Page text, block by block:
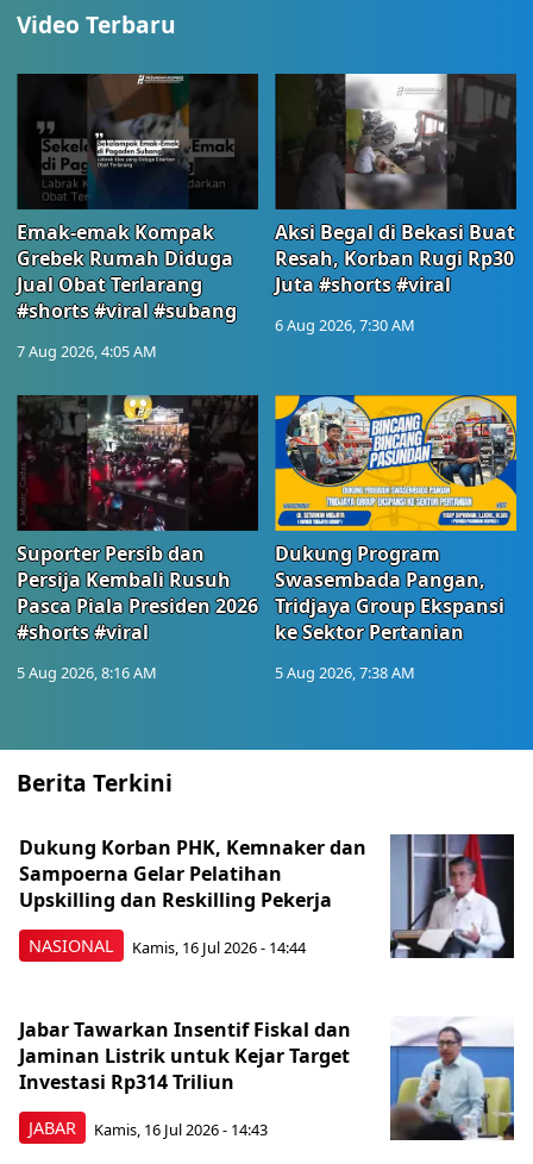
Video Terbaru
Emak-emak Kompak
Grebek Rumah Diduga
Jual Obat Terlarang
#shorts #viral #subang
7 Aug 2026, 4:05 AM
Aksi Begal di Bekasi Buat
Resah, Korban Rugi Rp30
Juta #shorts #viral
6 Aug 2026, 7:30 AM
Suporter Persib dan
Persija Kembali Rusuh
Pasca Piala Presiden 2026
#shorts #viral
5 Aug 2026, 8:16 AM
Dukung Program
Swasembada Pangan,
Tridjaya Group Ekspansi
ke Sektor Pertanian
5 Aug 2026, 7:38 AM
Berita Terkini
NASIONAL
Dukung Korban PHK, Kemnaker dan
Sampoerna Gelar Pelatihan
Upskilling dan Reskilling Pekerja
Kamis, 16 Jul 2026 - 14:44
JABAR
Jabar Tawarkan Insentif Fiskal dan
Jaminan Listrik untuk Kejar Target
Investasi Rp314 Triliun
Kamis, 16 Jul 2026 - 14:43